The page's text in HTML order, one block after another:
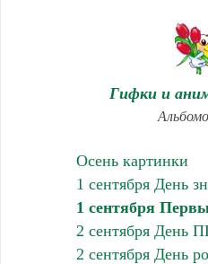
Гифки и
Осень картинки
1 сентября День
1 сентября
2 сентября День
2 сентября День